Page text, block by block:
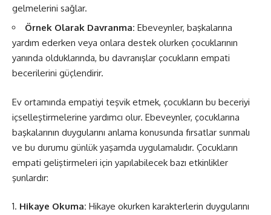
gelmelerini sağlar.
Örnek Olarak Davranma: Ebeveynler, başkalarına
yardım ederken veya onlara destek olurken çocuklarının
yanında olduklarında, bu davranışlar çocukların empati
becerilerini güçlendirir.
Ev ortamında empatiyi teşvik etmek, çocukların bu beceriyi
içselleştirmelerine yardımcı olur. Ebeveynler, çocuklarına
başkalarının duygularını anlama konusunda fırsatlar sunmalı
ve bu durumu günlük yaşamda uygulamalıdır. Çocukların
empati geliştirmeleri için yapılabilecek bazı etkinlikler
şunlardır:
Hikaye Okuma: Hikaye okurken karakterlerin duygularını